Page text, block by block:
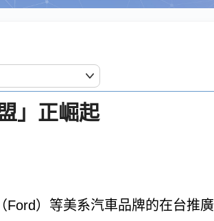
」正崛起
）等美系汽車品牌的在台推廣